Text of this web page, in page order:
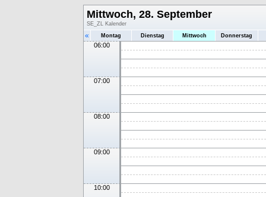
Mittwoch, 28. September
SE_ZL Kalender
« Montag Dienstag Mittwoch Donnerstag
06:00
07:00
08:00
09:00
10:00